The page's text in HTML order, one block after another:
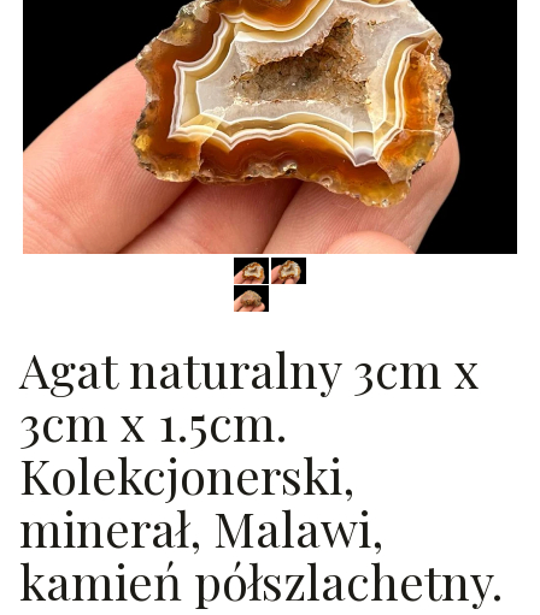
Agat naturalny 3cm x
3cm x 1.5cm.
Kolekcjonerski,
minerał, Malawi,
kamień półszlachetny.